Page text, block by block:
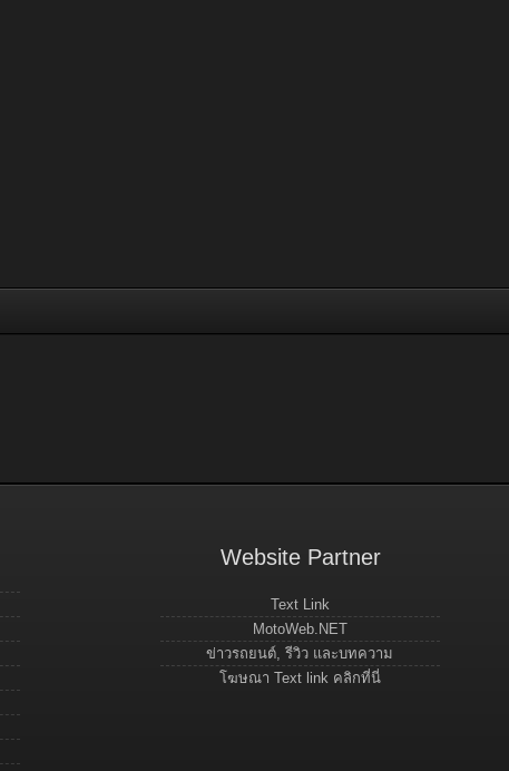
Website Partner
Text Link
MotoWeb.NET
ข่าวรถยนต์, รีวิว และบทความ
โฆษณา Text link คลิกที่นี่